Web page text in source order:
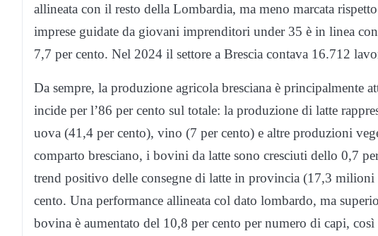
allineata con il resto della Lombardia, ma meno marcata
imprese guidate da giovani imprenditori under 35 è in linea
7,7 per cento. Nel 2024 il settore a Brescia contava 16.712
Da sempre, la produzione agricola bresciana è principalmente
incide per l’86 per cento sul totale: la produzione di latte
uova (41,4 per cento), vino (7 per cento) e altre produzioni
comparto bresciano, i bovini da latte sono cresciuti dello 0,7
trend positivo delle consegne di latte in provincia (17,3
cento. Una performance allineata col dato lombardo, ma
bovina è aumentato del 10,8 per cento per numero di capi,